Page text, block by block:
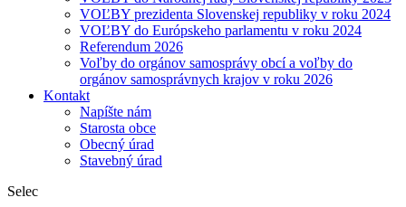
VOĽBY prezidenta Slovenskej republiky v roku 2024
VOĽBY do Európskeho parlamentu v roku 2024
Referendum 2026
Voľby do orgánov samosprávy obcí a voľby do
orgánov samosprávnych krajov v roku 2026
Kontakt
Napíšte nám
Starosta obce
Obecný úrad
Stavebný úrad
Selec